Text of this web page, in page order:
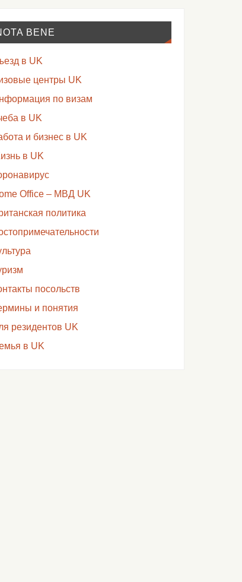
BENE
в UK
центры UK
по визам
в UK
и бизнес в UK
в UK
Office – МВД UK
политика
посольств
и понятия
резидентов UK
в UK